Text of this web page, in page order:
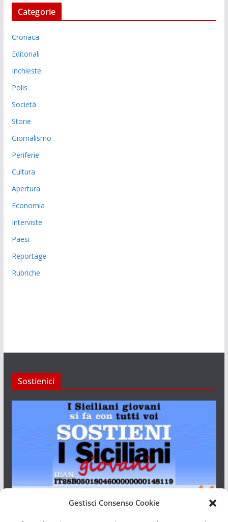
Gestisci Consenso Cookie
Categorie
Cronaca
Editoriali
Inchieste
Polis
Società
Storie
Giornalismo
Periferie
Cultura
Apertura
Economia
Interviste
Paesi
Reportage
Rubriche
Sostienici